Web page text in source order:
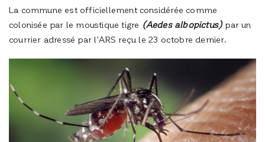
La commune est officiellement considérée comme
colonisée par le moustique tigre (Aedes albopictus) par un
courrier adressé par l’ARS reçu le 23 octobre dernier.